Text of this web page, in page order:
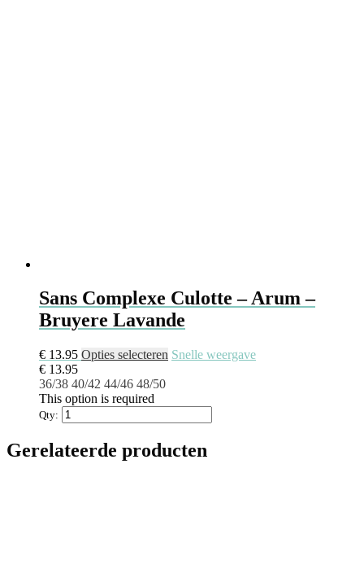
Sans Complexe Culotte – Arum –
Bruyere Lavande
€ 13.95 Opties selecteren Snelle weergave
€ 13.95
36/38 40/42 44/46 48/50
This option is required
Qty:
Gerelateerde producten